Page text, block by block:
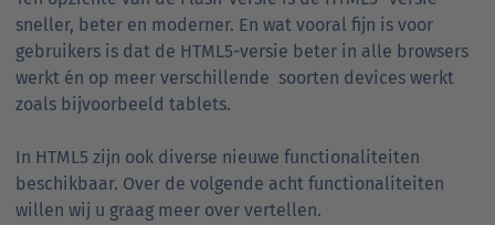
sneller, beter en moderner. En wat vooral fijn is voor
gebruikers is dat de HTML5-versie beter in alle browsers
werkt én op meer verschillende soorten devices werkt
zoals bijvoorbeeld tablets.
In HTML5 zijn ook diverse nieuwe functionaliteiten
beschikbaar. Over de volgende acht functionaliteiten
willen wij u graag meer over vertellen.